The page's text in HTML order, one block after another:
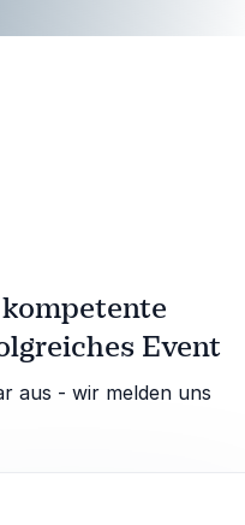
Event
aus - wir melden uns